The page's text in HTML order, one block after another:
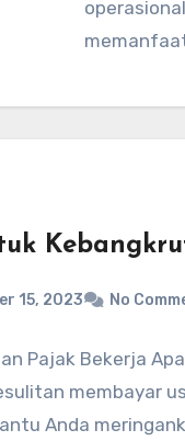
15, 2023 No
Pajak Bekerja
membayar
Anda